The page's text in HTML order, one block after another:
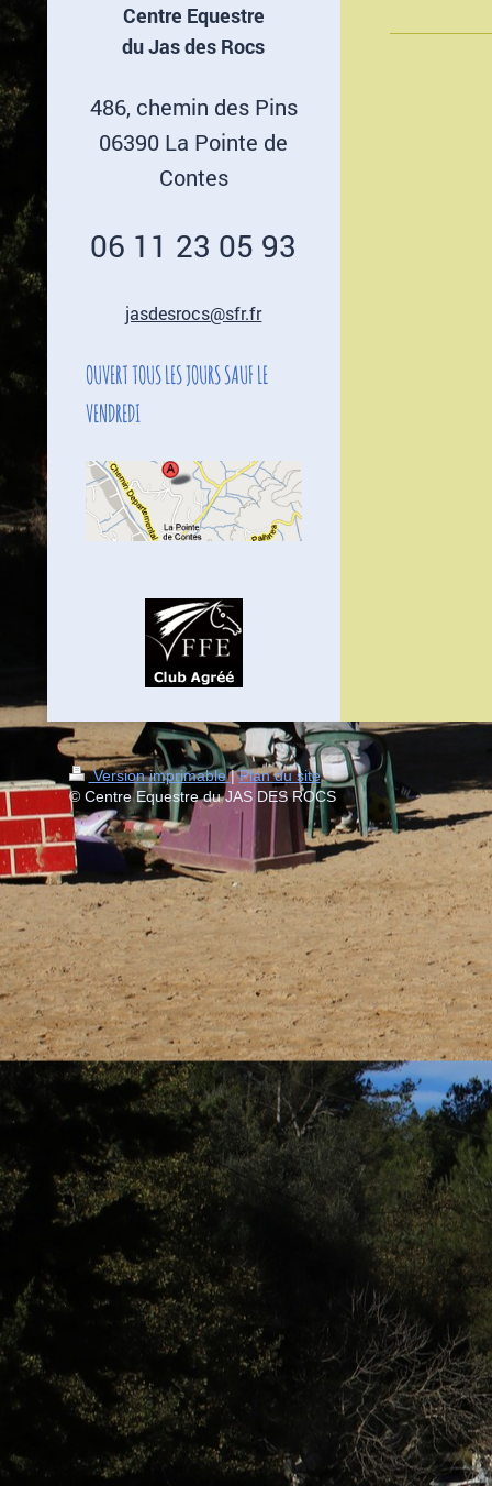
Centre Equestre
du Jas des Rocs
486, chemin des Pins
06390 La Pointe de
Contes
06 11 23 05 93
jasdesrocs@sfr.fr
OUVERT TOUS LES JOURS SAUF LE
VENDREDI
Version imprimable| Plan du site
© Centre Equestre du JAS DES ROCS